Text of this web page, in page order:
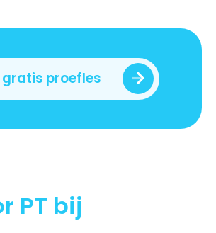
proefles
PT bij